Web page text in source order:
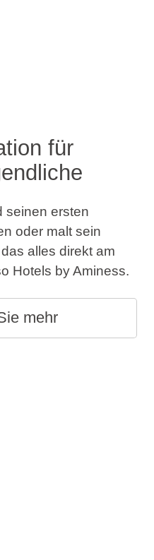
für
seinen ersten
oder malt sein
alles direkt am
Hotels by Aminess.
mehr